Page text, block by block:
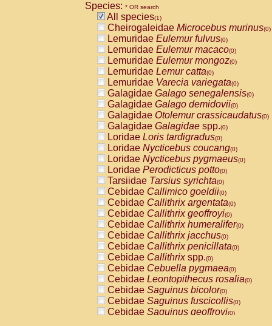
Species: * OR search
All species(1)
Cheirogaleidae Microcebus murinus(0)
Lemuridae Eulemur fulvus(0)
Lemuridae Eulemur macaco(0)
Lemuridae Eulemur mongoz(0)
Lemuridae Lemur catta(0)
Lemuridae Varecia variegata(0)
Galagidae Galago senegalensis(0)
Galagidae Galago demidovii(0)
Galagidae Otolemur crassicaudatus(0)
Galagidae Galagidae spp.(0)
Loridae Loris tardigradus(0)
Loridae Nycticebus coucang(0)
Loridae Nycticebus pygmaeus(0)
Loridae Perodicticus potto(0)
Tarsiidae Tarsius syrichta(0)
Cebidae Callimico goeldii(0)
Cebidae Callithrix argentata(0)
Cebidae Callithrix geoffroyi(0)
Cebidae Callithrix humeralifer(0)
Cebidae Callithrix jacchus(0)
Cebidae Callithrix penicillata(0)
Cebidae Callithrixspp.(0)
Cebidae Cebuella pygmaea(0)
Cebidae Leontopithecus rosalia(0)
Cebidae Saguinus bicolor(0)
Cebidae Saguinus fuscicollis(0)
Cebidae Saguinus geoffroyi(0)